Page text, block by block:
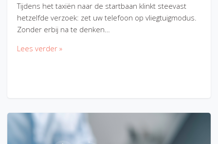
Tijdens het taxiën naar de startbaan klinkt steevast
hetzelfde verzoek: zet uw telefoon op vliegtuigmodus.
Zonder erbij na te denken…
Lees verder »